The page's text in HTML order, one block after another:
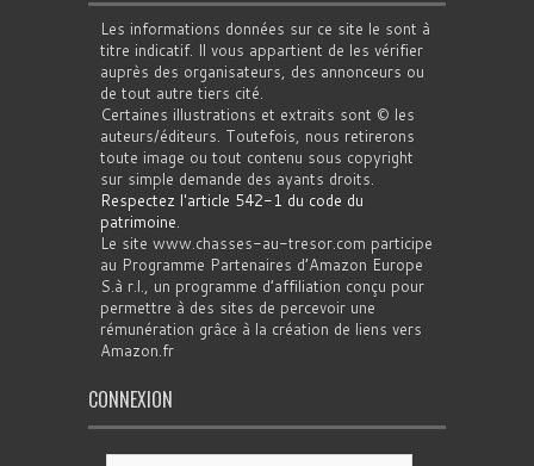
Les informations données sur ce site le sont à
titre indicatif. Il vous appartient de les vérifier
auprès des organisateurs, des annonceurs ou
de tout autre tiers cité.
Certaines illustrations et extraits sont © les
auteurs/éditeurs. Toutefois, nous retirerons
toute image ou tout contenu sous copyright
sur simple demande des ayants droits.
Respectez l'article 542-1 du code du
patrimoine.
Le site www.chasses-au-tresor.com participe
au Programme Partenaires d’Amazon Europe
S.à r.l., un programme d’affiliation conçu pour
permettre à des sites de percevoir une
rémunération grâce à la création de liens vers
Amazon.fr
CONNEXION